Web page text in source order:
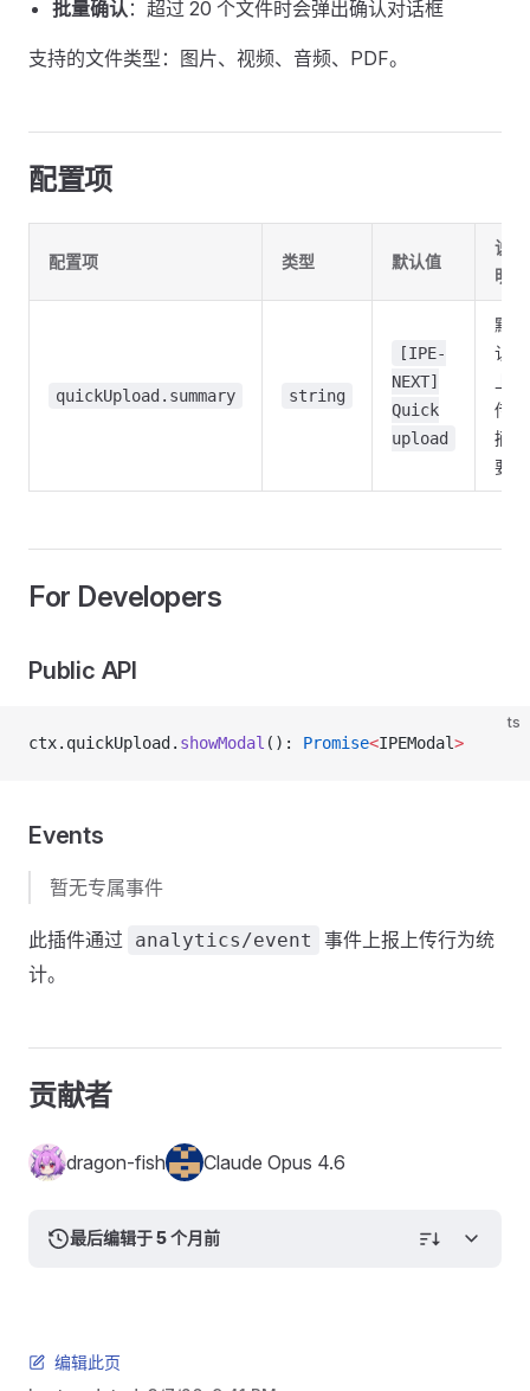
批量确认：超过 20 个文件时会弹出确认对话框
支持的文件类型：图片、视频、音频、PDF。
配置项
配置项 类型 默认值
说
明
quickUpload.summary string
[IPE-
NEXT]
Quick
upload
默
认
传
摘
要
For Developers
Public API
ts
ctx.quickUpload. showModal (): Promise<IPEModal>
Events
暂无专属事件
此插件通过 analytics/event
事件上报上传行为统
计。
贡献者
dragon-fish Claude Opus 4.6
最后编辑于 5 个月前
编辑此页